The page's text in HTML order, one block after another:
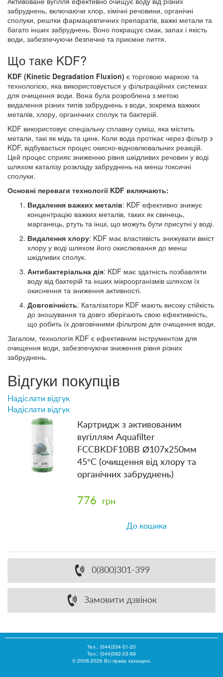
забруднень, включаючи хлор, хімічні речовини, органічні
сполуки, рештки фармацевтичних препаратів, важкі метали та
багато інших забруднень. Воно покращує смак, запах і якість
води, забезпечуючи безпечне та приємне пиття.
Що таке KDF?
KDF (Kinetic Degradation Fluxion) є торговою маркою та
технологією, яка використовується у фільтраційних системах
для очищення води. Вона була розроблена з метою
видалення різних типів забруднень з води, зокрема важких
металів, хлору, органічних сполук та бактерій.
KDF використовує спеціальну сплавну суміш, яка містить
метали, такі як мідь та цинк. Коли вода протікає через фільтр з
KDF, відбувається процес окисно-відновлювальних реакцій.
Цей процес сприяє зниженню рівня шкідливих речовин у воді
шляхом каталізу розкладу забруднень на менш токсичні
сполуки.
Основні переваги технології KDF включають:
Видалення важких металів: KDF ефективно знижує
концентрацію важких металів, таких як свинець,
марганець, ртуть та інші, що можуть бути присутні у воді.
Видалення хлору: KDF має властивість знижувати вміст
хлору у воді шляхом його окислювання до менш
шкідливих сполук.
Антибактеріальна дія: KDF має здатність позбавляти
воду від бактерій та інших мікроорганізмів шляхом їх
окиснення та зниження активності.
Довговічність: Каталізатори KDF мають високу стійкість
до зношування та довго зберігають свою ефективність,
що робить їх довговічними фільтром для очищення води.
Загалом, технологія KDF є ефективним інструментом для
очищення води, забезпечуючи зниження рівня різних
забруднень.
Відгуки покупців
Надіслати відгук
Надіслати відгук
Картридж з активованим
вугіллям Aquafilter
FCCBKDF10BB Ø107x250мм
45°C (очищення від хлору та
органічних забруднень)
776 грн
До кошика
0(800)301-399
Замовити дзвінок
Тел.: (044)334-51-20
Тел.: (044)392-03-99
© 2008-2026 Всі права захищені.